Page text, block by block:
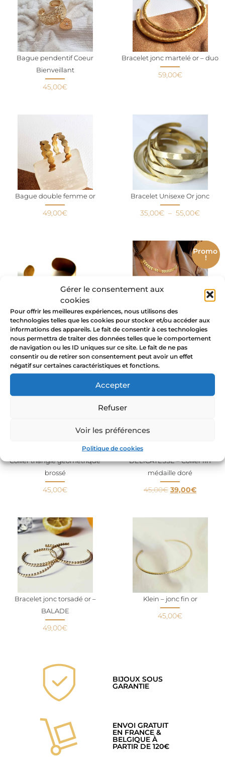
Gérer le consentement aux
cookies
Pour offrir les meilleures expériences, nous utilisons des
technologies telles que les cookies pour stocker et/ou accéder aux
informations des appareils. Le fait de consentir à ces technologies
nous permettra de traiter des données telles que le comportement
de navigation ou les ID uniques sur ce site. Le fait de ne pas
consentir ou de retirer son consentement peut avoir un effet
négatif sur certaines caractéristiques et fonctions.
Accepter
Refuser
Voir les préférences
Politique de cookies
Bague pendentif Coeur
Bienveillant
45,00€
Bracelet jonc martelé or – duo
59,00€
Bague double femme or
49,00€
Bracelet Unisexe Or jonc
35,00€ – 55,00€
TEXTURE – Bracelet effet de
matière manchette or
49,00€ – 79,00 €
Collier multirangs or 7 chakras
au choix
Promo
!
59,00€ 54,00
Collier triangle géométrique
brossé
45,00€
DELICATESSE – Collier fin
médaille doré
!
45,00€ 39,00€
Bracelet jonc torsadé or –
BALADE
49,00€
Klein – jonc fin or
45,00€
BIJOUX SOUS
GARANTIE
ENVOI GRATUIT
EN FRANCE &
BELGIQUE À
PARTIR DE 120€